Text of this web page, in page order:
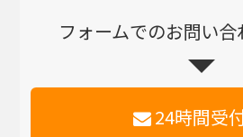
フォームでのお問い
24時間受